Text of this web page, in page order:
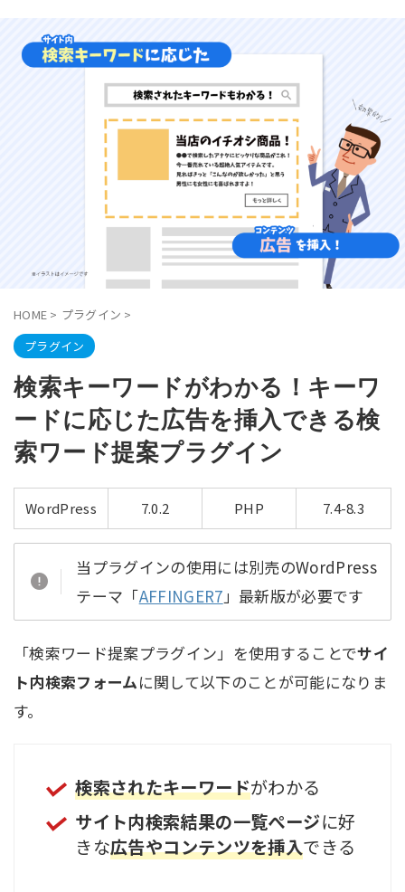
HOME > プラグイン >
プラグイン
検索キーワードがわかる！キーワ
ードに応じた広告を挿入できる検
索ワード提案プラグイン
WordPress 7.0.2 PHP 7.4-8.3
当プラグインの使用には別売のWordPress
テーマ「AFFINGER7 」最新版が必要です
「検索ワード提案プラグイン」を使用することでサイ
ト内検索フォームに関して以下のことが可能になりま
す。
検索されたキーワードがわかる
サイト内検索結果の一覧ぺージに好
きな広告やコンテンツを挿入できる